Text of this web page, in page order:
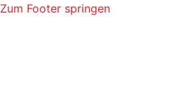
Zum Footer springen